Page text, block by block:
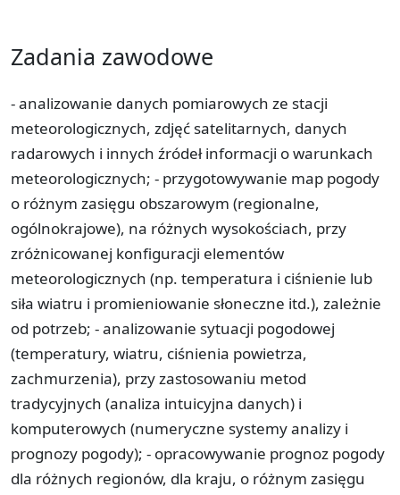
Zadania zawodowe
- analizowanie danych pomiarowych ze stacji
meteorologicznych, zdjęć satelitarnych, danych
radarowych i innych źródeł informacji o warunkach
meteorologicznych; - przygotowywanie map pogody
o różnym zasięgu obszarowym (regionalne,
ogólnokrajowe), na różnych wysokościach, przy
zróżnicowanej konfiguracji elementów
meteorologicznych (np. temperatura i ciśnienie lub
siła wiatru i promieniowanie słoneczne itd.), zależnie
od potrzeb; - analizowanie sytuacji pogodowej
(temperatury, wiatru, ciśnienia powietrza,
zachmurzenia), przy zastosowaniu metod
tradycyjnych (analiza intuicyjna danych) i
komputerowych (numeryczne systemy analizy i
prognozy pogody); - opracowywanie prognoz pogody
dla różnych regionów, dla kraju, o różnym zasięgu